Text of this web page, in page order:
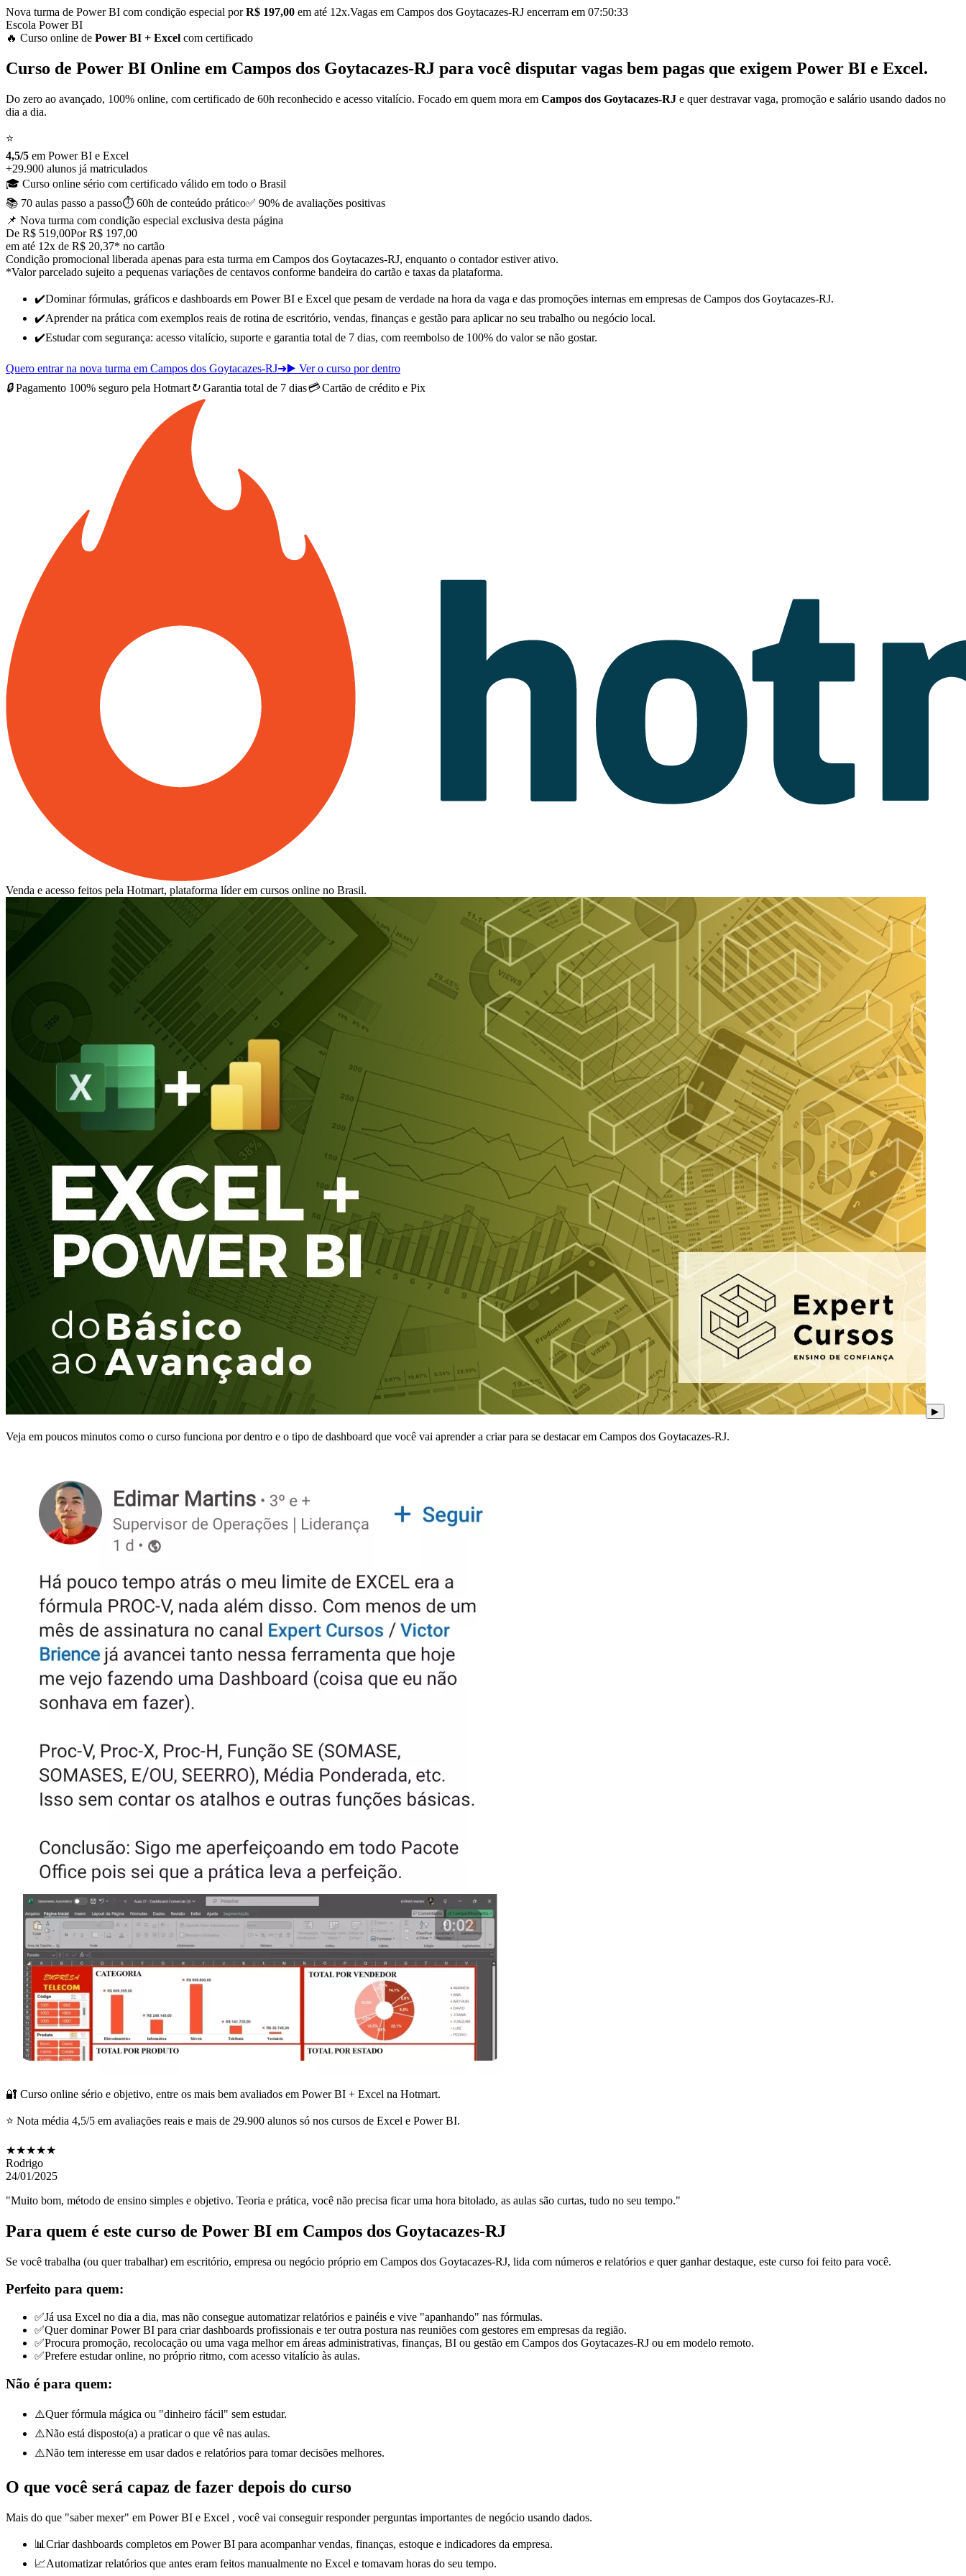
Nova turma de Power BI com condição especial porR$ 197,00 em até 12x.Vagas em Campos dos Goytacazes-RJ encerram em 07:50:32
Escola Power BI
🔥 Curso online de Power BI + Excel com certificado
Curso de Power BI Online em Campos dos Goytacazes-RJ para você disputar vagas bem pagas que exigem Power BI e Excel.
Do zero ao avançado, 100% online, com certificado de 60h reconhecido e acesso vitalício. Focado em quem mora em Campos dos Goytacazes-RJ e quer destravar vaga, promoção e salário usando dados no
dia a dia.
⭐
4,5/5 em Power BI e Excel
+29.900 alunos já matriculados
🎓 Curso online sério com certificado válido em todo o Brasil
📚 70 aulas passo a passo⏱️ 60h de conteúdo prático✅ 90% de avaliações positivas
📌 Nova turma com condição especial exclusiva desta página
De R$ 519,00Por R$ 197,00
em até 12x de R$ 20,37* no cartão
Condição promocional liberada apenas para esta turma em Campos dos Goytacazes-RJ, enquanto o contador estiver ativo.
*Valor parcelado sujeito a pequenas variações de centavos conforme bandeira do cartão e taxas da plataforma.
✔️Dominar fórmulas, gráficos e dashboards em Power BI e Excel que pesam de verdade na hora da vaga e das promoções internas em empresas de Campos dos Goytacazes-RJ.
✔️Aprender na prática com exemplos reais de rotina de escritório, vendas, finanças e gestão para aplicar no seu trabalho ou negócio local.
✔️Estudar com segurança: acesso vitalício, suporte e garantia total de 7 dias, com reembolso de 100% do valor se não gostar.
Quero entrar na nova turma em Campos dos Goytacazes-RJ➜▶️ Ver o curso por dentro
🔒Pagamento 100% seguro pela Hotmart↻Garantia total de 7 dias💳Cartão de crédito e Pix
Venda e acesso feitos pela Hotmart, plataforma líder em cursos online no Brasil.
▶
Veja em poucos minutos como o curso funciona por dentro e o tipo de dashboard que você vai aprender a criar para se destacar em Campos dos Goytacazes-RJ.
🔐 Curso online sério e objetivo, entre os mais bem avaliados em Power BI + Excel na Hotmart.
⭐ Nota média 4,5/5 em avaliações reais e mais de 29.900 alunos só nos cursos de Excel e Power BI.
★★★★★
Rodrigo
24/01/2025
"Muito bom, método de ensino simples e objetivo. Teoria e prática, você não precisa ficar uma hora bitolado, as aulas são curtas, tudo no seu tempo."
Para quem é este curso de Power BI em Campos dos Goytacazes-RJ
Se você trabalha (ou quer trabalhar) em escritório, empresa ou negócio próprio em Campos dos Goytacazes-RJ, lida com números e relatórios e quer ganhar destaque, este curso foi feito para você.
Perfeito para quem:
✅Já usa Excel no dia a dia, mas não consegue automatizar relatórios e painéis e vive "apanhando" nas fórmulas.
✅Quer dominar Power BI para criar dashboards profissionais e ter outra postura nas reuniões com gestores em empresas da região.
✅Procura promoção, recolocação ou uma vaga melhor em áreas administrativas, finanças, BI ou gestão em Campos dos Goytacazes-RJ ou em modelo remoto.
✅Prefere estudar online, no próprio ritmo, com acesso vitalício às aulas.
Não é para quem:
⚠️Quer fórmula mágica ou "dinheiro fácil" sem estudar.
⚠️Não está disposto(a) a praticar o que vê nas aulas.
⚠️Não tem interesse em usar dados e relatórios para tomar decisões melhores.
O que você será capaz de fazer depois do curso
Mais do que "saber mexer" em Power BI e Excel , você vai conseguir responder perguntas importantes de negócio usando dados.
📊 Criar dashboards completos em Power BI para acompanhar vendas, finanças, estoque e indicadores da empresa.
📈Automatizar relatórios que antes eram feitos manualmente no Excel e tomavam horas do seu tempo.